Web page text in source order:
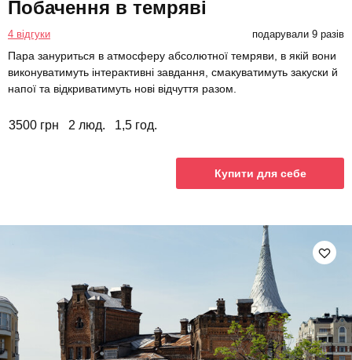
Побачення в темряві
4 відгуки подарували 9 разів
Пара зануриться в атмосферу абсолютної темряви, в якій вони
виконуватимуть інтерактивні завдання, смакуватимуть закуски й
напої та відкриватимуть нові відчуття разом.
3500 грн 2 люд. 1,5 год.
Купити для себе